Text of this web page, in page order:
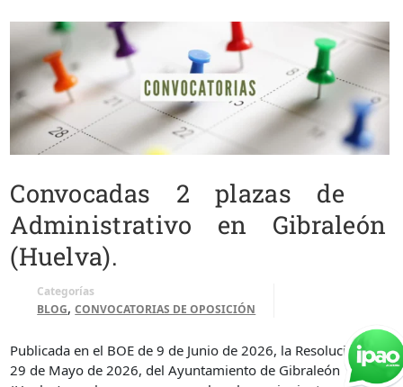
Convocadas 2 plazas de
Administrativo en Gibraleón
(Huelva).
Categorías
BLOG,CONVOCATORIAS DE OPOSICIÓN
Publicada en el BOE de 9 de Junio de 2026, la Resolución de
29 de Mayo de 2026, del Ayuntamiento de Gibraleón